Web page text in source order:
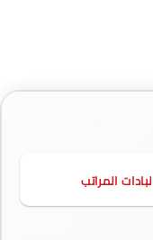
لبادات المراتب